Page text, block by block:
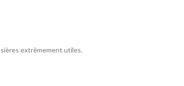
extrêmement utiles.